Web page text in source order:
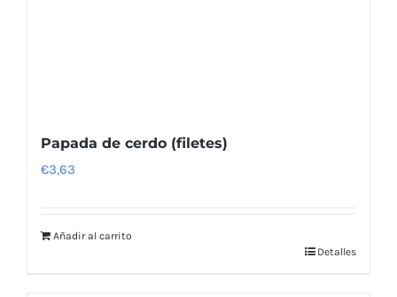
Papada de cerdo (filetes)
€3,63
Añadir al carrito
Detalles